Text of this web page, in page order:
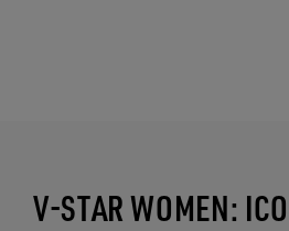
V-STAR WOMEN: